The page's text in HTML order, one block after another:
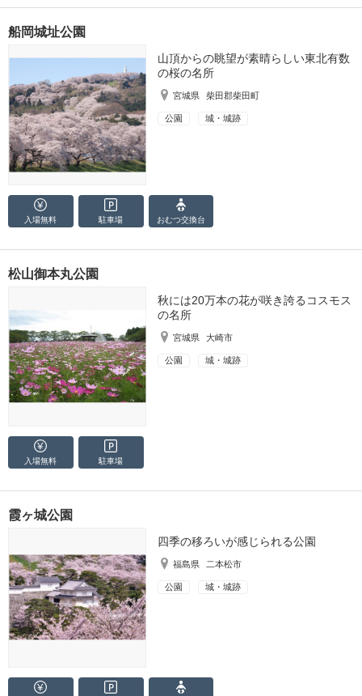
船岡城址公園
山頂からの眺望が素晴らしい東北有数
の桜の名所
宮城県 柴田郡柴田町
公園 城・城跡
入場無料 駐車場 おむつ交換台
松山御本丸公園
秋には20万本の花が咲き誇るコスモス
の名所
宮城県 大崎市
公園 城・城跡
入場無料 駐車場
霞ヶ城公園
四季の移ろいが感じられる公園
福島県 二本松市
公園 城・城跡